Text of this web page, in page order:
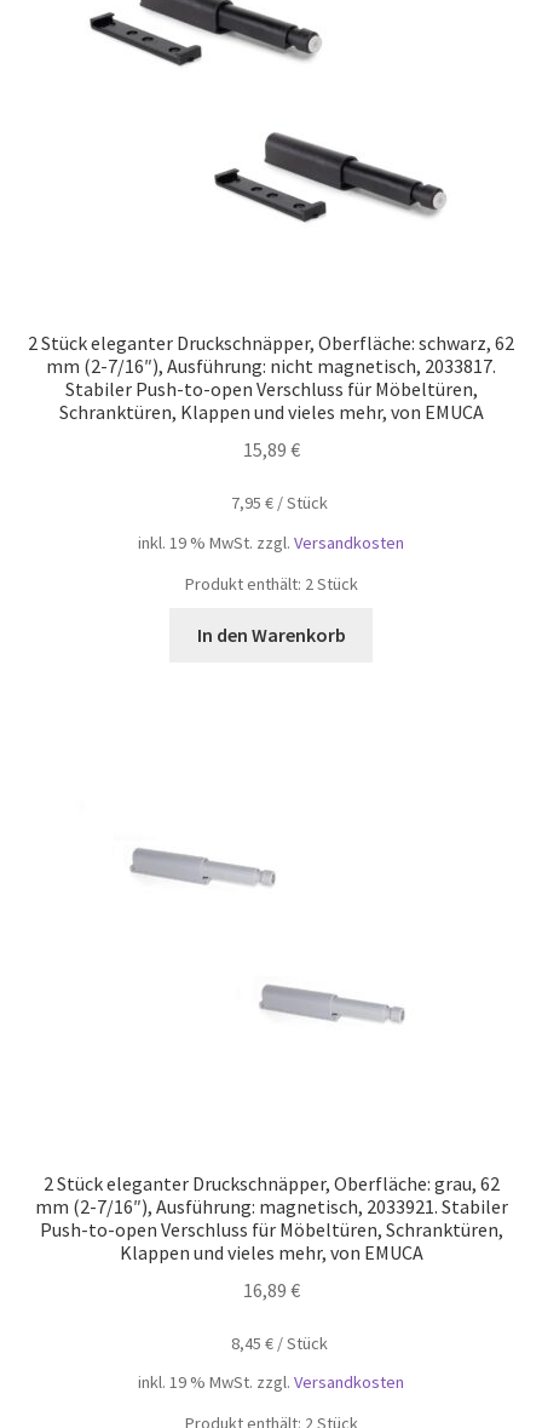
2 Stück eleganter Druckschnäpper, Oberfläche: schwarz, 62
mm (2-7/16″), Ausführung: nicht magnetisch, 2033817.
Stabiler Push-to-open Verschluss für Möbeltüren,
Schranktüren, Klappen und vieles mehr, von EMUCA
15,89 €
7,95€ /Stück
inkl. 19 % MwSt. zzgl. Versandkosten
Produkt enthält: 2Stück
In den Warenkorb
2 Stück eleganter Druckschnäpper, Oberfläche: grau, 62
mm (2-7/16″), Ausführung: magnetisch, 2033921. Stabiler
Push-to-open Verschluss für Möbeltüren, Schranktüren,
Klappen und vieles mehr, von EMUCA
16,89 €
8,45€ /Stück
inkl. 19 % MwSt. zzgl. Versandkosten
Produkt enthält: 2 Stück